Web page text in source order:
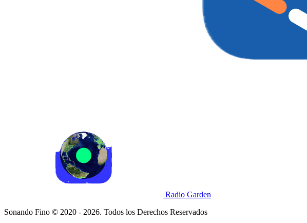
Radio Garden
Sonando Fino © 2020 - 2026. Todos los Derechos Reservados